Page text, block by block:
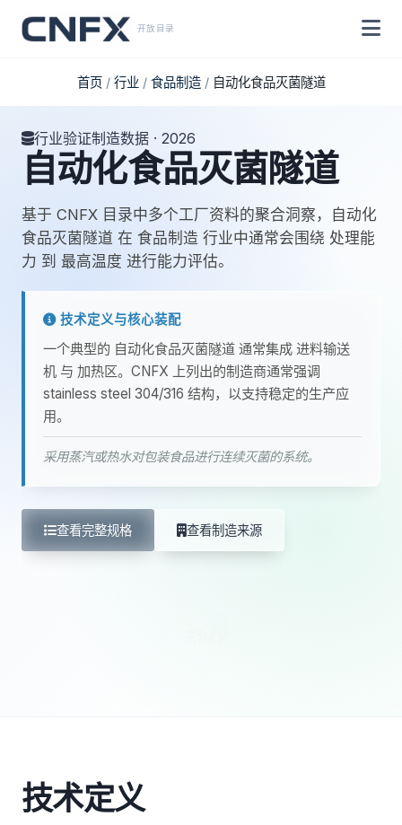
开放目录
首页 / 行业 / 食品制造 / 自动化食品灭菌隧道
行业验证制造数据 · 2026
自动化食品灭菌隧道
基于 CNFX 目录中多个工厂资料的聚合洞察，自动化
食品灭菌隧道 在 食品制造 行业中通常会围绕 处理能
力 到 最高温度 进行能力评估。
技术定义与核心装配
一个典型的 自动化食品灭菌隧道 通常集成 进料输送
机 与 加热区。CNFX 上列出的制造商通常强调
stainless steel 304/316 结构，以支持稳定的生产应
用。
采用蒸汽或热水对包装食品进行连续灭菌的系统。
查看完整规格 查看制造来源
技术定义